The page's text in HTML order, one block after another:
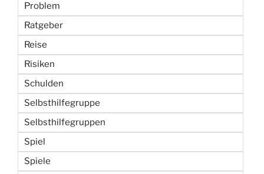
Problem
Ratgeber
Reise
Risiken
Schulden
Selbsthilfegruppe
Selbsthilfegruppen
Spiel
Spiele